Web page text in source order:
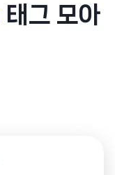
태그 모아